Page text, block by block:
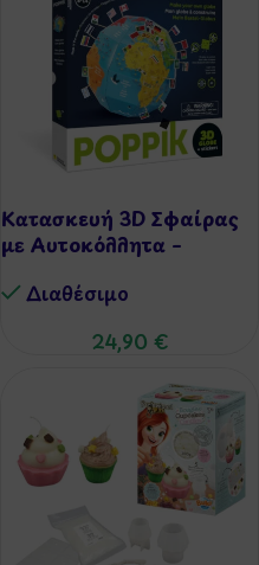
Κατασκευή 3D Σφαίρας
με Αυτοκόλλητα –
Διαθέσιμo
24,90 €